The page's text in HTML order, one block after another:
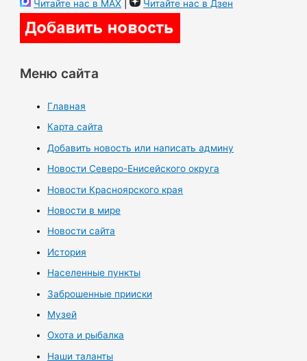
Читайте нас в MAX | Читайте нас в Дзен
Меню сайта
Главная
Карта сайта
Добавить новость или написать админу
Новости Северо-Енисейского округа
Новости Красноярского края
Новости в мире
Новости сайта
История
Населенные пункты
Заброшенные прииски
Музей
Охота и рыбалка
Наши таланты